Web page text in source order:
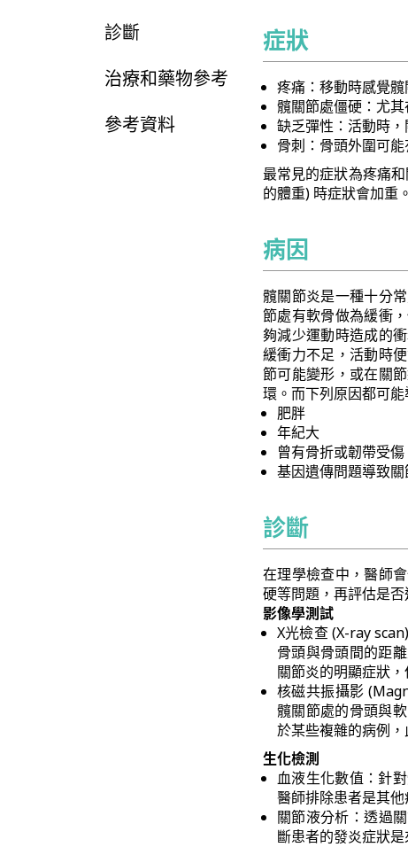
診斷
治療和藥物參考
參考資料
症狀
疼痛：移動時感覺髖
髖關節處僵硬：尤
缺乏彈性：活動時
骨刺：骨頭外圍可
最常見的症狀為疼痛
的體重) 時症狀會加重。
病因
髖關節炎是一種十分
節處有軟骨做為緩衝
夠減少運動時造成的
緩衝力不足，活動時
節可能變形，或在關
環。而下列原因都可
肥胖
年紀大
曾有骨折或韌帶受傷
基因遺傳問題導致
診斷
在理學檢查中，醫師
硬等問題，再評估是
影像學測試
X光檢查 (X-ray
骨頭與骨頭間的距
關節炎的明顯症狀
核磁共振攝影
髖關節處的骨頭與
於某些複雜的病例
生化檢測
血液生化數值：針
醫師排除患者是其
關節液分析：透過
斷患者的發炎症狀